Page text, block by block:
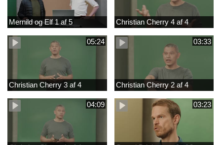
Mernild og Elf 1 af 5 Christian Cherry 4 af 4
05:24
Christian Cherry 3 af 4
03:33
Christian Cherry 2 af 4
04:09 03:23